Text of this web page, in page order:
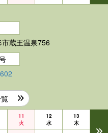
蔵王温泉756
11
火
12
水
13
木